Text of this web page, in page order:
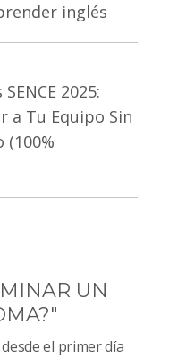
inglés
2025:
a Tu Equipo Sin
(100%
UN
el primer día